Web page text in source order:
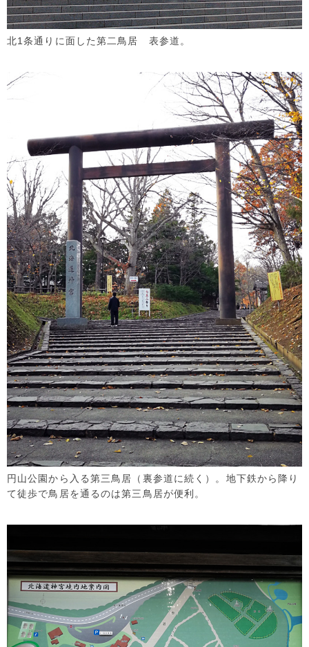
北1条通りに面した第二鳥居 表参道。
円山公園から入る第三鳥居（裏参道に続く）。地下鉄から降り
て徒歩で鳥居を通るのは第三鳥居が便利。